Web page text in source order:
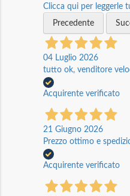
Clicca qui per leggerle
Precedente
04 Luglio 2026
tutto ok, venditore
Acquirente verificato
21 Giugno 2026
Prezzo ottimo e
Acquirente verificato